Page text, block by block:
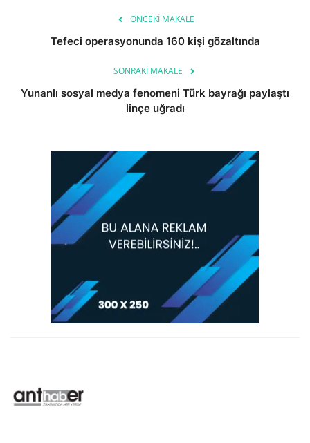
ÖNCEKI MAKALE
Tefeci operasyonunda 160 kişi gözaltında
SONRAKI MAKALE
Yunanlı sosyal medya fenomeni Türk bayrağı paylaştı
linçe uğradı